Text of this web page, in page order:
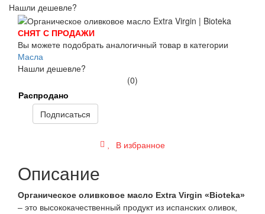
Нашли дешевле?
СНЯТ С ПРОДАЖИ
Вы можете подобрать аналогичный товар в категории
Масла
Нашли дешевле?
(0)
Распродано
Подписаться
В избранное
Описание
Органическое оливковое масло Extra Virgin «Bioteka»
– это высококачественный продукт из испанских оливок,